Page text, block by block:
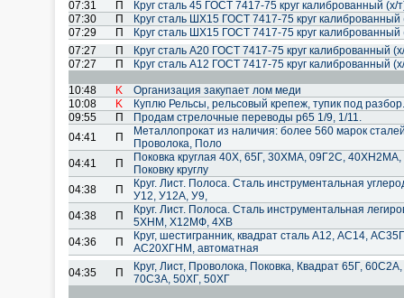
07:31
П
Круг сталь 45 ГОСТ 7417-75 круг калиброванный
07:30
П
Круг сталь ШХ15 ГОСТ 7417-75 круг
07:29
П
Круг сталь ШХ15 ГОСТ 7417-75 круг
07:27
П
Круг сталь А20 ГОСТ 7417-75 круг калиброванный
07:27
П Круг сталь А12 ГОСТ 7417-75 круг калиброванный
10:48 K
Организация закупает лом меди
10:08
K
Куплю Рельсы, рельсовый крепеж, тупик под
09:55
П
Продам стрелочные переводы р65 1/9, 1/11.
04:41
П
Металлопрокат из наличия: более 560 марок
Проволока, Поло
04:41
П
Поковка круглая 40Х, 65Г, 30ХМА, 09Г2С, 40ХН2МА,
Поковку круглу
04:38
П
Круг. Лист. Полоса. Сталь инструментальная
У12, У12А, У9,
04:38
П
Круг. Лист. Полоса. Сталь инструментальная
5ХНМ, Х12МФ, 4ХВ
04:36
П
Круг, шестигранник, квадрат сталь А12, АС14,
АС20ХГНМ, автоматная
04:35
П
Круг, Лист, Проволока, Поковка, Квадрат 65Г,
70С3А, 50ХГ, 50ХГ